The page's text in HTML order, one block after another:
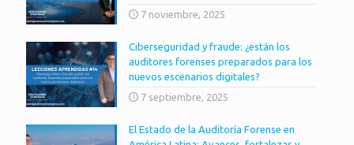
7 noviembre, 2025
Ciberseguridad y fraude: ¿están los
auditores forenses preparados para los
nuevos escenarios digitales?
7 septiembre, 2025
El Estado de la Auditoría Forense en